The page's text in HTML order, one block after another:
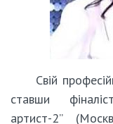
Свій
ставши
артист-2”